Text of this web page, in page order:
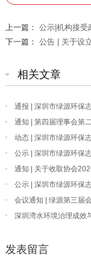
上一篇： 公示|机构接受
下一篇： 公告 | 关于设
相关文章
通报 | 深圳市绿源环保
报
通知 | 第四届理事会第
动态 | 深圳市绿源环保
员大会顺利召开
公示 | 深圳市绿源环保
通知 | 关于收取协会
公示 | 深圳市绿源环保
会议通知 | 绿源第三届
共襄盛会！
深圳湾水环境治理成效
发表留言